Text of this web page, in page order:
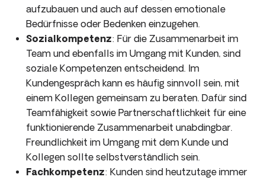
aufzubauen und auch auf dessen emotionale
Bedürfnisse oder Bedenken einzugehen.
Sozialkompetenz: Für die Zusammenarbeit im
Team und ebenfalls im Umgang mit Kunden, sind
soziale Kompetenzen entscheidend. Im
Kundengespräch kann es häufig sinnvoll sein, mit
einem Kollegen gemeinsam zu beraten. Dafür sind
Teamfähigkeit sowie Partnerschaftlichkeit für eine
funktionierende Zusammenarbeit unabdingbar.
Freundlichkeit im Umgang mit dem Kunde und
Kollegen sollte selbstverständlich sein.
Fachkompetenz: Kunden sind heutzutage immer